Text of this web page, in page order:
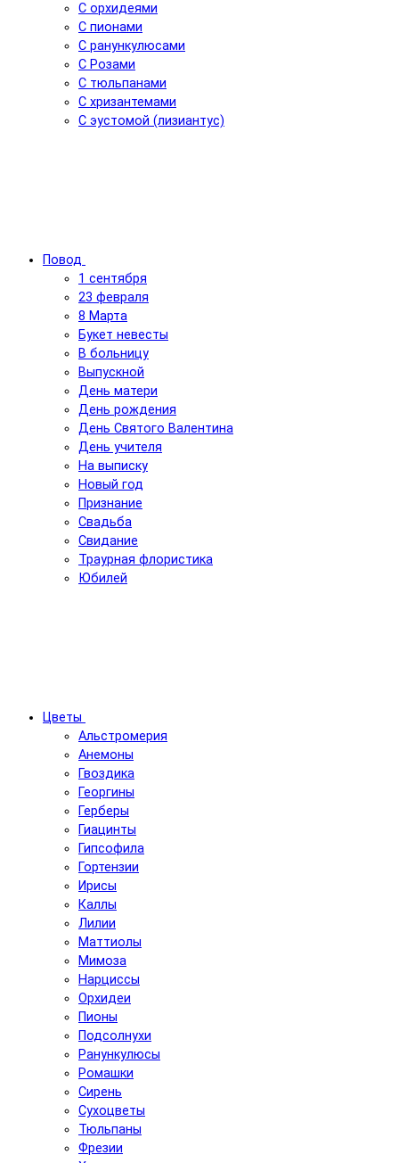
С орхидеями
С пионами
С ранункулюсами
С Розами
С тюльпанами
С хризантемами
С эустомой (лизиантус)
Повод
1 сентября
23 февраля
8 Марта
Букет невесты
В больницу
Выпускной
День матери
День рождения
День Святого Валентина
День учителя
На выписку
Новый год
Признание
Свадьба
Свидание
Траурная флористика
Юбилей
Цветы
Альстромерия
Анемоны
Гвоздика
Георгины
Герберы
Гиацинты
Гипсофила
Гортензии
Ирисы
Каллы
Лилии
Маттиолы
Мимоза
Нарциссы
Орхидеи
Пионы
Подсолнухи
Ранункулюсы
Ромашки
Сирень
Сухоцветы
Тюльпаны
Фрезии